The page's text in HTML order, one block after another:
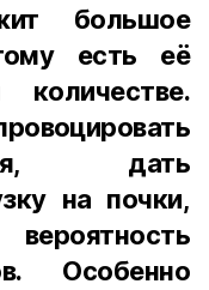
большое
есть её
дать
на почки,
Особенно